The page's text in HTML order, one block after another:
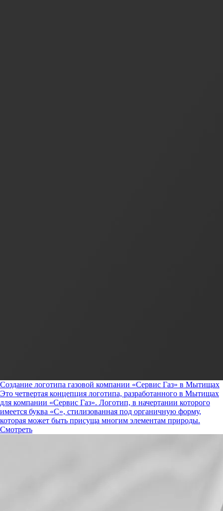
Создание логотипа газовой компании «Сервис Газ» в Мытищах
Это четвертая концепция логотипа, разработанного в Мытищах
для компании «Сервис Газ». Логотип, в начертании которого
имеется буква «С», стилизованная под органичную форму,
которая может быть присуща многим элементам природы.
Смотреть